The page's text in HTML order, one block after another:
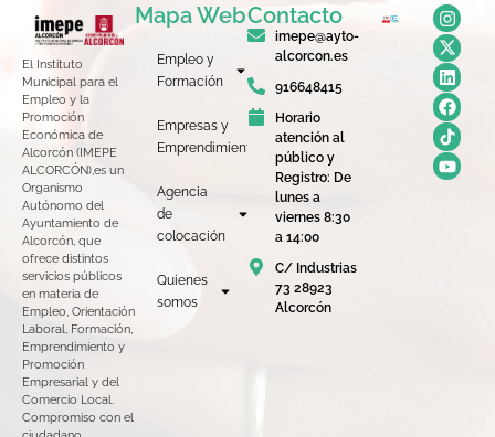
El Instituto
Municipal para el
Empleo y la
Promoción
Económica de
Alcorcón (IMEPE
ALCORCÓN),es un
Organismo
Autónomo del
Ayuntamiento de
Alcorcón, que
ofrece distintos
servicios públicos
en materia de
Empleo, Orientación
Laboral, Formación,
Emprendimiento y
Promoción
Empresarial y del
Comercio Local.
Compromiso con el
Mapa Web
Empleo y
Formación
Empresas y
Emprendimiento
Agencia
de
colocación
Quienes
somos
Contacto
imepe@ayto-
alcorcon.es
916648415
Horario
atención al
público y
Registro: De
lunes a
viernes 8:30
a 14:00
C/ Industrias
73 28923
Alcorcón